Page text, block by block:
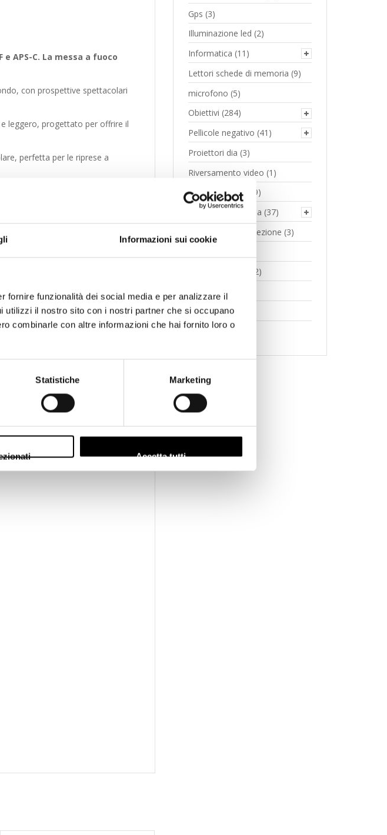
Informazioni sui cookie
fornire funzionalità dei social media e per analizzare il
il nostro sito con i nostri partner che si occupano
combinarle con altre informazioni che hai fornito loro o
Statistiche Marketing
Accetta tutti
APS-C. La messa a fuoco
con prospettive spettacolari
leggero, progettato per offrire il
perfetta per le riprese a
RF 15-30mm F4.5-6.3 IS STM
Gps (3)
Illuminazione led (2)
Informatica (11)
Lettori schede di memoria (9)
microfono (5)
Obiettivi (284)
Pellicole negativo (41)
Proiettori dia (3)
Riversamento video (1)
Scanner e Visori
(9)
Schede di memoria (37)
Schermi videoproiezione (3)
(2)
Treppiedi
(37)
Usato (39)
Videocamere